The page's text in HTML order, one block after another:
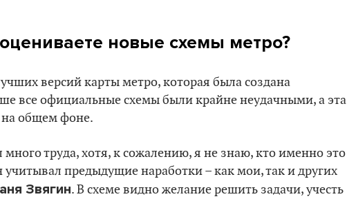
новые схемы метро?
версий карты метро, которая была создана
все официальные схемы были крайне неудачными, а эта
на общем фоне.
труда, хотя, к сожалению, я не знаю, кто именно это
учитывал предыдущие наработки – как мои, так и других
Звягин. В схеме видно желание решить задачи, учесть